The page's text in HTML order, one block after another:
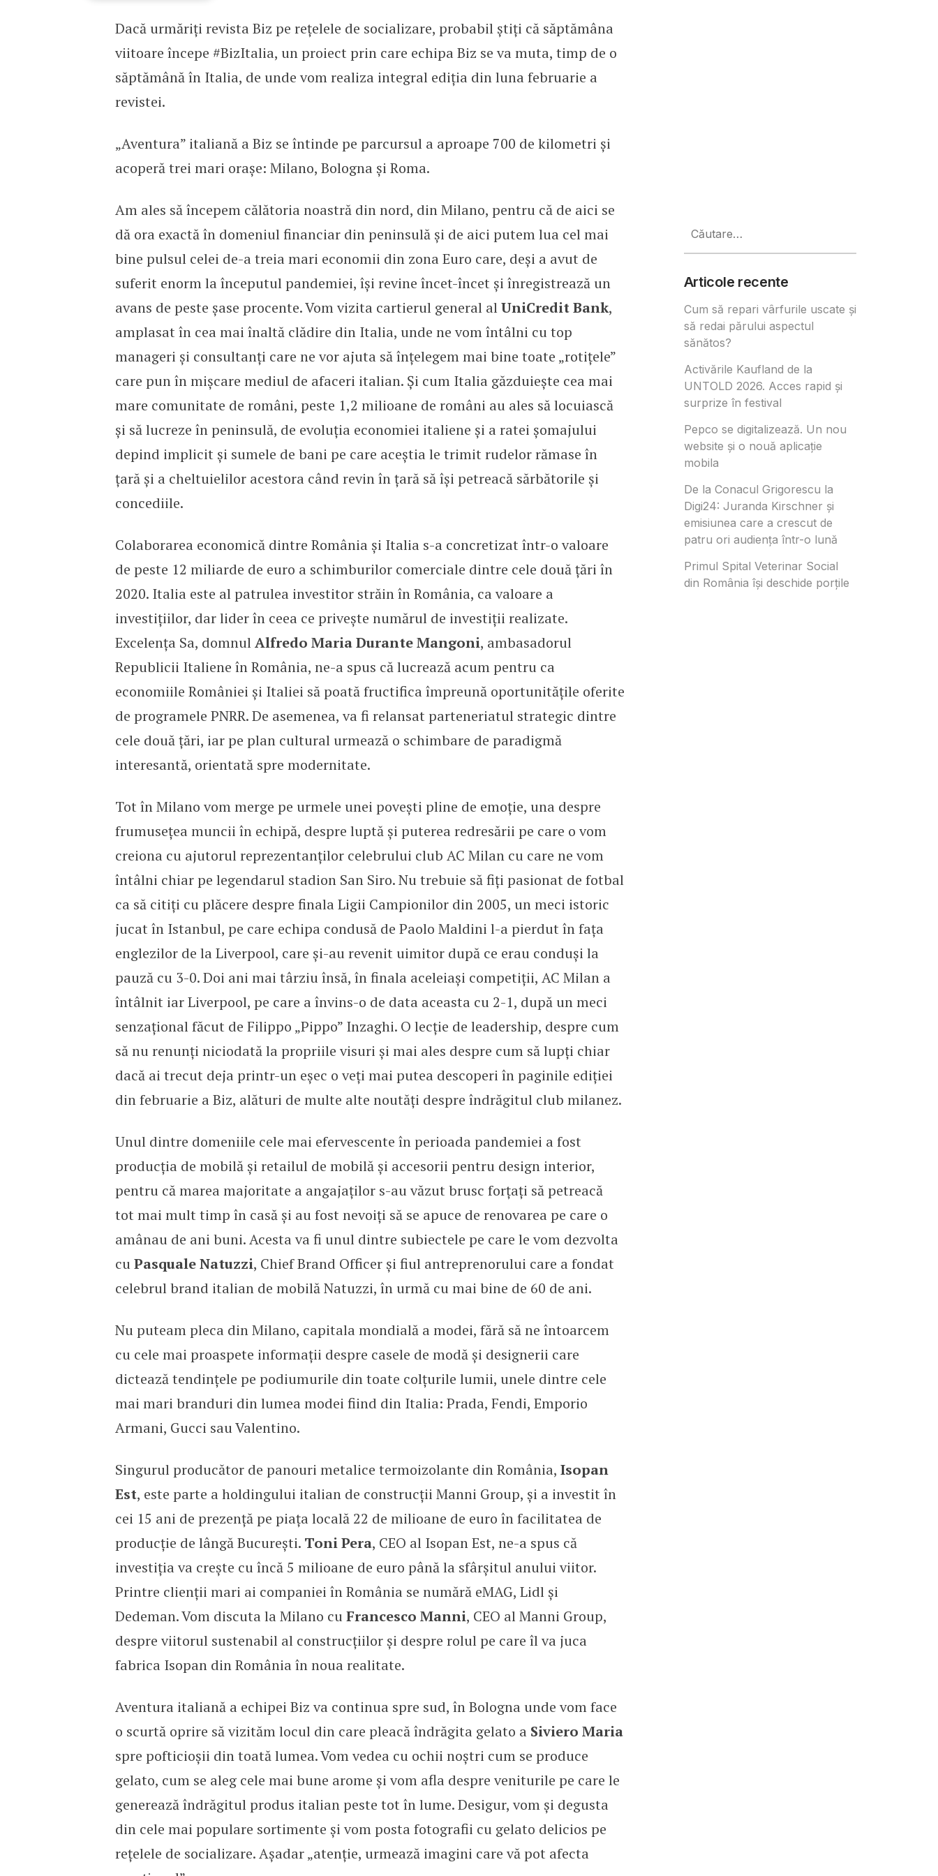
Ce veți putea citi în paginile #BizItalia
Dacă urmăriți revista Biz pe rețelele de socializare, probabil știți că săptămâna
viitoare începe #BizItalia, un proiect prin care echipa Biz se va muta, timp de o
săptămână în Italia, de unde vom realiza integral ediția din luna februarie a
revistei.
„Aventura” italiană a Biz se întinde pe parcursul a aproape 700 de kilometri și
acoperă trei mari orașe: Milano, Bologna și Roma.
Am ales să începem călătoria noastră din nord, din Milano, pentru că de aici se
dă ora exactă în domeniul financiar din peninsulă și de aici putem lua cel mai
bine pulsul celei de-a treia mari economii din zona Euro care, deși a avut de
suferit enorm la începutul pandemiei, își revine încet-încet și înregistrează un
avans de peste șase procente. Vom vizita cartierul general alUniCredit Bank,
amplasat în cea mai înaltă clădire din Italia, unde ne vom întâlni cu top
manageri și consultanți care ne vor ajuta să înțelegem mai bine toate „rotițele”
care pun în mișcare mediul de afaceri italian. Și cum Italia găzduiește cea mai
mare comunitate de români, peste 1,2 milioane de români au ales să locuiască
și să lucreze în peninsulă, de evoluția economiei italiene și a ratei șomajului
depind implicit și sumele de bani pe care aceștia le trimit rudelor rămase în
țară și a cheltuielilor acestora când revin în țară să își petreacă sărbătorile și
concediile.
Colaborarea economică dintre România și Italia s-a concretizat într-o valoare
de peste 12 miliarde de euro a schimburilor comerciale dintre cele două țări în
2020. Italia este al patrulea investitor străin în România, ca valoare a
investițiilor, dar lider în ceea ce privește numărul de investiții realizate.
Excelența Sa, domnulAlfredo Maria Durante Mangoni, ambasadorul
Republicii Italiene în România, ne-a spus că lucrează acum pentru ca
economiile României și Italiei să poată fructifica împreună oportunitățile oferite
de programele PNRR. De asemenea, va fi relansat parteneriatul strategic dintre
cele două țări, iar pe plan cultural urmează o schimbare de paradigmă
interesantă, orientată spre modernitate.
Tot în Milano vom merge pe urmele unei povești pline de emoție, una despre
frumusețea muncii în echipă, despre luptă și puterea redresării pe care o vom
creiona cu ajutorul reprezentanților celebrului club AC Milan cu care ne vom
întâlni chiar pe legendarul stadion San Siro. Nu trebuie să fiți pasionat de fotbal
ca să citiți cu plăcere despre finala Ligii Campionilor din 2005, un meci istoric
jucat în Istanbul, pe care echipa condusă de Paolo Maldini l-a pierdut în fața
englezilor de la Liverpool, care și-au revenit uimitor după ce erau conduși la
pauză cu 3-0. Doi ani mai târziu însă, în finala aceleiași competiții, AC Milan a
întâlnit iar Liverpool, pe care a învins-o de data aceasta cu 2-1, după un meci
senzațional făcut de Filippo „Pippo” Inzaghi. O lecție de leadership, despre cum
să nu renunți niciodată la propriile visuri și mai ales despre cum să lupți chiar
dacă ai trecut deja printr-un eșec o veți mai putea descoperi în paginile ediției
din februarie a Biz, alături de multe alte noutăți despre îndrăgitul club milanez.
Unul dintre domeniile cele mai efervescente în perioada pandemiei a fost
producția de mobilă și retailul de mobilă și accesorii pentru design interior,
pentru că marea majoritate a angajaților s-au văzut brusc forțați să petreacă
tot mai mult timp în casă și au fost nevoiți să se apuce de renovarea pe care o
amânau de ani buni. Acesta va fi unul dintre subiectele pe care le vom dezvolta
cu Pasquale Natuzzi, Chief Brand Officer și fiul antreprenorului care a fondat
celebrul brand italian de mobilă Natuzzi, în urmă cu mai bine de 60 de ani.
Nu puteam pleca din Milano, capitala mondială a modei, fără să ne întoarcem
cu cele mai proaspete informații despre casele de modă și designerii care
dictează tendințele pe podiumurile din toate colțurile lumii, unele dintre cele
mai mari branduri din lumea modei fiind din Italia: Prada, Fendi, Emporio
Armani, Gucci sau Valentino.
Singurul producător de panouri metalice termoizolante din România, Isopan
Est, este parte a holdingului italian de construcții Manni Group, și a investit în
cei 15 ani de prezență pe piața locală 22 de milioane de euro în facilitatea de
producție de lângă București. Toni Pera, CEO al Isopan Est, ne-a spus că
investiția va crește cu încă 5 milioane de euro până la sfârșitul anului viitor.
Printre clienții mari ai companiei în România se numără eMAG, Lidl și
Dedeman. Vom discuta la Milano cu Francesco Manni, CEO al Manni Group,
despre viitorul sustenabil al construcțiilor și despre rolul pe care îl va juca
fabrica Isopan din România în noua realitate.
Aventura italiană a echipei Biz va continua spre sud, în Bologna unde vom face
o scurtă oprire să vizităm locul din care pleacă îndrăgita gelato a Siviero Maria
spre pofticioșii din toată lumea. Vom vedea cu ochii noștri cum se produce
gelato, cum se aleg cele mai bune arome și vom afla despre veniturile pe care le
generează îndrăgitul produs italian peste tot în lume. Desigur, vom și degusta
din cele mai populare sortimente și vom posta fotografii cu gelato delicios pe
rețelele de socializare. Așadar „atenție, urmează imagini care vă pot afecta
după:
Articole recente
Cum să repari vârfurile uscate și
să redai părului aspectul
sănătos?
Activările Kaufland de la
UNTOLD 2026. Acces rapid și
surprize în festival
Pepco se digitalizează. Un nou
website și o nouă aplicație
mobila
De la Conacul Grigorescu la
Digi24: Juranda Kirschner și
emisiunea care a crescut de
patru ori audiența într-o lună
Primul Spital Veterinar Social
din România își deschide porțile